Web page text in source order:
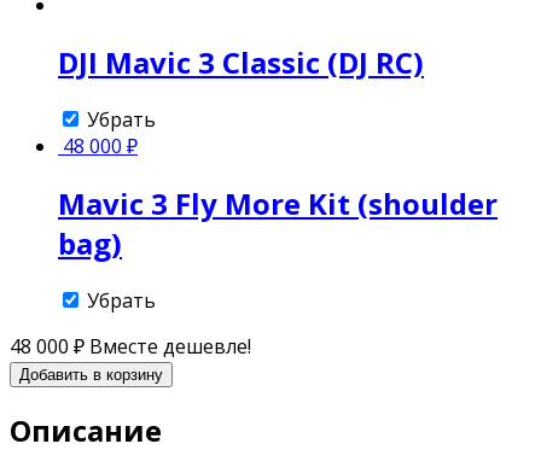
DJI Mavic 3 Classic (DJ RC)
Убрать
48 000 ₽
Mavic 3 Fly More Kit (shoulder
bag)
Убрать
48 000 ₽ Вместе дешевле!
Добавить в корзину
Описание